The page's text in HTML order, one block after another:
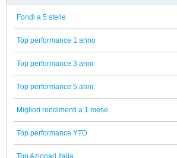
Fondi a 5 stelle
Top performance 1 anno
Top performance 3 anni
Top performance 5 anni
Migliori rendimenti a 1 mese
Top performance YTD
Top Azionari Italia